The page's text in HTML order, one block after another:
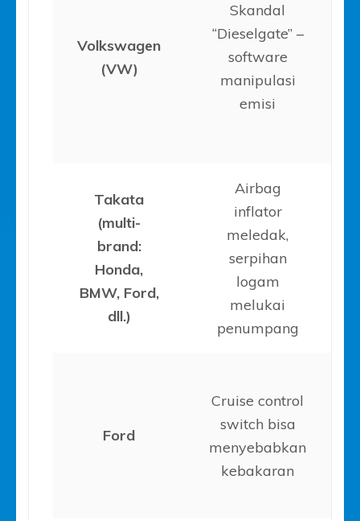
Volkswagen
(VW)
Skandal
“Dieselgate” –
software
manipulasi
emisi
Takata
(multi-
brand:
Honda,
BMW, Ford,
dll.)
Airbag
inflator
meledak,
serpihan
logam
melukai
penumpang
Ford
Cruise control
switch bisa
menyebabkan
kebakaran